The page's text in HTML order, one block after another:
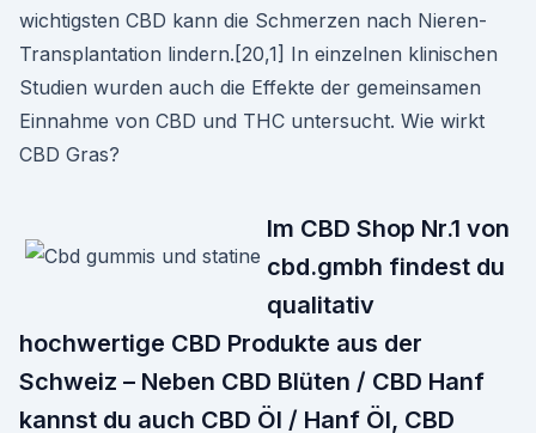
wichtigsten CBD kann die Schmerzen nach Nieren-
Transplantation lindern.[20,1] In einzelnen klinischen
Studien wurden auch die Effekte der gemeinsamen
Einnahme von CBD und THC untersucht. Wie wirkt
CBD Gras?
Im CBD Shop Nr.1 von
cbd.gmbh findest du
qualitativ
hochwertige CBD Produkte aus der
Schweiz – Neben CBD Blüten / CBD Hanf
kannst du auch CBD Öl / Hanf Öl, CBD